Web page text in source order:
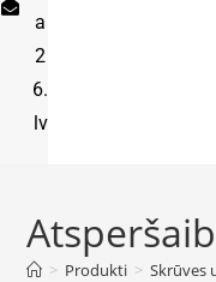
a
2
6.
lv
> Produkti > Skrūves